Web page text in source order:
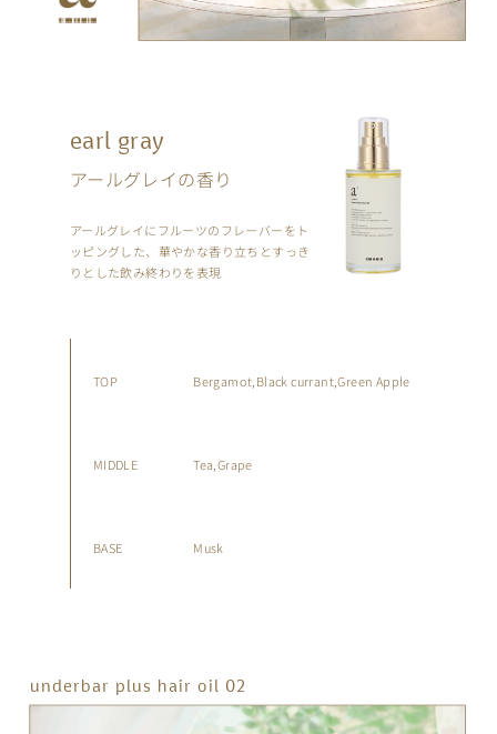
PRODUCTS
earl gray
アールグレイの香り
アールグレイにフルーツのフレーバーを ト
ッピングした、華やかな香り立ちとすっき
りとした飲み終わりを表現
TOP Bergamot Black currant Green Apple
MIDDLE Tea Grape
BASE Musk
underbar plus hair oil 02